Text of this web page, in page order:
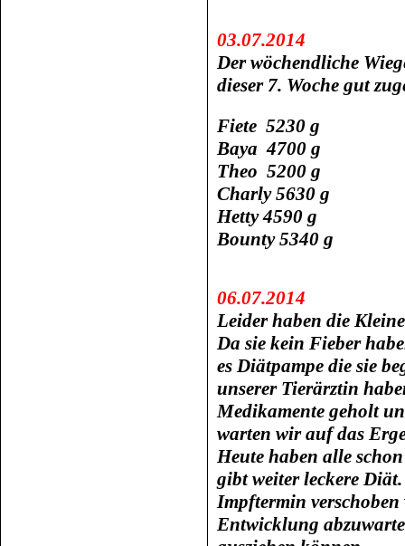
03.07.2014
Der wöchendliche
dieser 7. Woche gut
Fiete 5230 g
Baya 4700 g
Theo 5200 g
Charly 5630 g
Hetty 4590 g
Bounty 5340 g
06.07.2014
Leider haben die
Da sie kein Fieber
es Diätpampe die sie
unserer Tierärztin
Medikamente geholt
warten wir auf das
Heute haben alle
gibt weiter leckere
Impftermin verschoben
Entwicklung